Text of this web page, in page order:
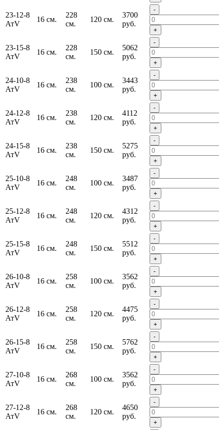
23-12-8
АтV
16 см.
228
см.
120 см.
3700
руб.
-
+
23-15-8
АтV
16 см.
228
см.
150 см.
5062
руб.
-
+
24-10-8
АтV
16 см.
238
см.
100 см.
3443
руб.
-
+
24-12-8
АтV
16 см.
238
см.
120 см.
4112
руб.
-
+
24-15-8
АтV
16 см.
238
см.
150 см.
5275
руб.
-
+
25-10-8
АтV
16 см.
248
см.
100 см.
3487
руб.
-
+
25-12-8
АтV
16 см.
248
см.
120 см.
4312
руб.
-
+
25-15-8
АтV
16 см.
248
см.
150 см.
5512
руб.
-
+
26-10-8
АтV
16 см.
258
см.
100 см.
3562
руб.
-
+
26-12-8
АтV
16 см.
258
см.
120 см.
4475
руб.
-
+
26-15-8
АтV
16 см.
258
см.
150 см.
5762
руб.
-
+
27-10-8
АтV
16 см.
268
см.
100 см.
3562
руб.
-
+
27-12-8
АтV
16 см.
268
см.
120 см.
4650
руб.
-
+